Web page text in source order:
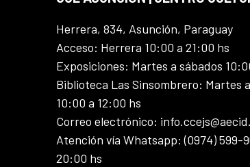
Herrera, 834, Asunción, Paraguay
Acceso: Herrera 10:00 a 21:00 hs
Exposiciones: Martes a sábados
Biblioteca Las Sinsombrero: Martes
10:00 a 12:00 hs
Correo electrónico:
Atención vía Whatsapp: (0974) 599-
20:00 hs